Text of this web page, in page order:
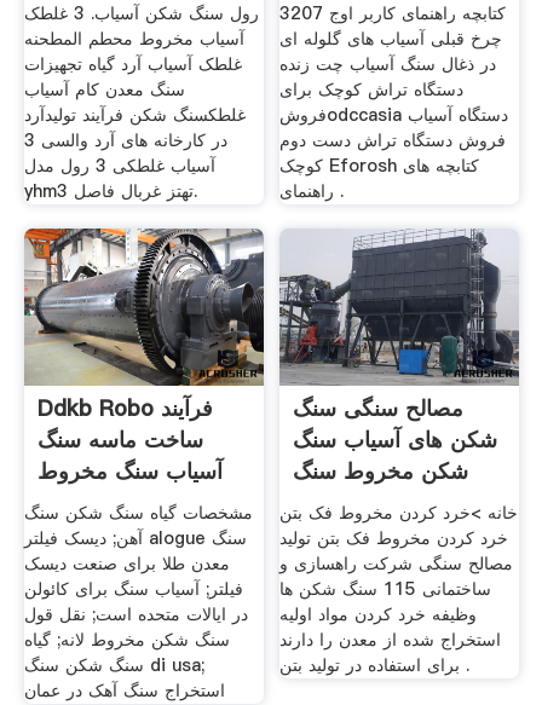
رول سنگ شکن آسیاب. 3 غلطک
آسیاب مخروط محطم المطحنه
غلطک آسیاب آرد گیاه تجهیزات
سنگ معدن کام آسیاب
غلطکسنگ شکن فرآیند تولیدآرد
در کارخانه های آرد والسی 3
آسياب غلطکی 3 رول مدل
yhm3 تهتز غربال فاصل.
کتابچه راهنمای کاربر اوج 3207
چرخ قبلی آسیاب های گلوله ای
در ذغال سنگ آسیاب چت زنده
دستگاه تراش کوچک برای
فروشodccasia دستگاه آسیاب
فروش دستگاه تراش دست دوم
کوچک Eforosh کتابچه های
راهنمای .
Ddkb Robo فرآیند
ساخت ماسه سنگ
آسیاب سنگ مخروط
طلا O
مشخصات گیاه سنگ شکن سنگ
آهن; دیسک فیلتر alogue سنگ
معدن طلا برای صنعت دیسک
فیلتر; آسیاب سنگ برای کائولن
در ایالات متحده است; نقل قول
سنگ شکن مخروط لانه; گیاه
سنگ شکن سنگ di usa;
استخراج سنگ آهک در عمان
مصالح سنگی سنگ
شکن های آسیاب سنگ
شکن مخروط سنگ
شکن فکی
خانه >خرد کردن مخروط فک بتن
خرد کردن مخروط فک بتن تولید
مصالح سنگی شرکت راهسازی و
ساختمانی 115 سنگ شکن ها
وظیفه خرد کردن مواد اولیه
استخراج شده از معدن را دارند
برای استفاده در تولید بتن .